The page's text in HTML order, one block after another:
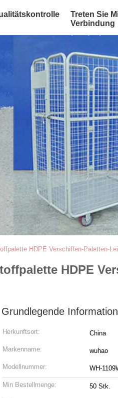
Treten Sie
Verbindung
HDPE Verschiffen-Paletten-
HDPE
Grundlegende
Herkunftsort: China
Markenname: wuhao
Modellnummer: WH-
Min Bestellmenge: 50 Stk.